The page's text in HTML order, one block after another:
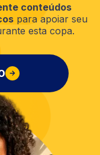
conteúdos
para apoiar seu
esta copa.